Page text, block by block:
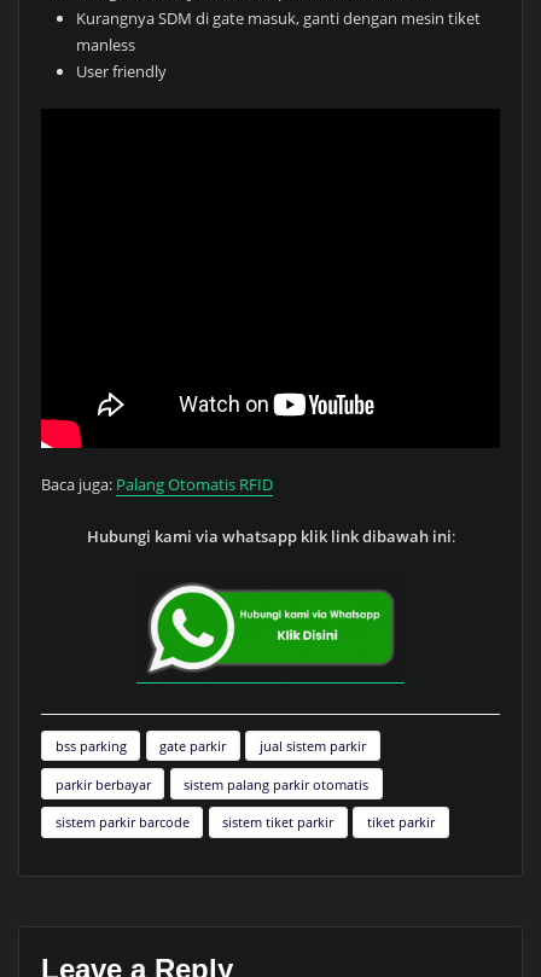
Kurangnya SDM di gate masuk, ganti dengan mesin tiket
manless
User friendly
Baca juga: Palang Otomatis RFID
Hubungi kami via whatsapp klik link dibawah ini:
bss parking gate parkir jual sistem parkir
parkir berbayar sistem palang parkir otomatis
sistem parkir barcode sistem tiket parkir tiket parkir
Leave a Reply